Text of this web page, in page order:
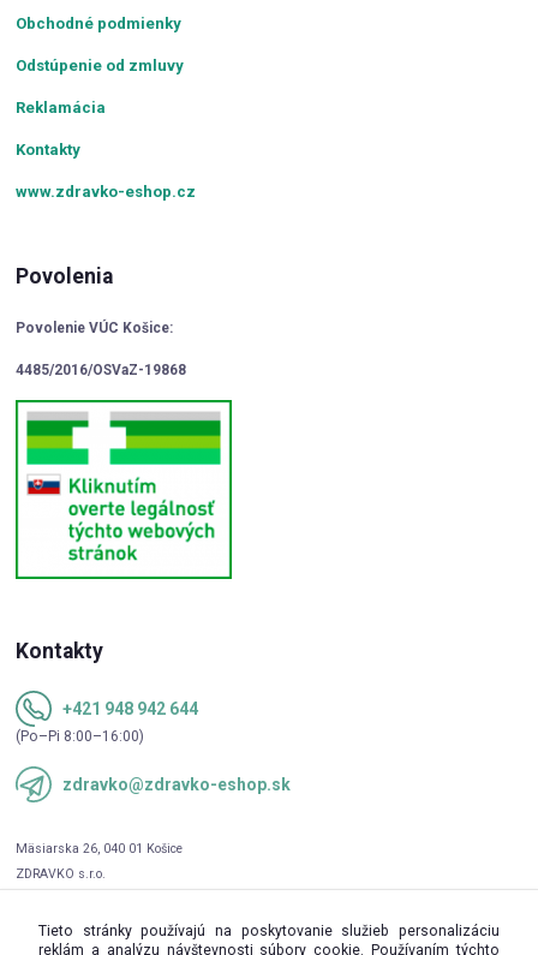
Obchodné podmienky
Odstúpenie od zmluvy
Reklamácia
Kontakty
www.zdravko-eshop.cz
Povolenia
Povolenie VÚC Košice:
4485/2016/OSVaZ-19868
Kontakty
+421 948 942 644
(Po–Pi 8:00–16:00)
zdravko@zdravko-eshop.sk
Tieto stránky používajú na poskytovanie služieb personalizáciu
reklám a analýzu návštevnosti súbory cookie. Používaním týchto